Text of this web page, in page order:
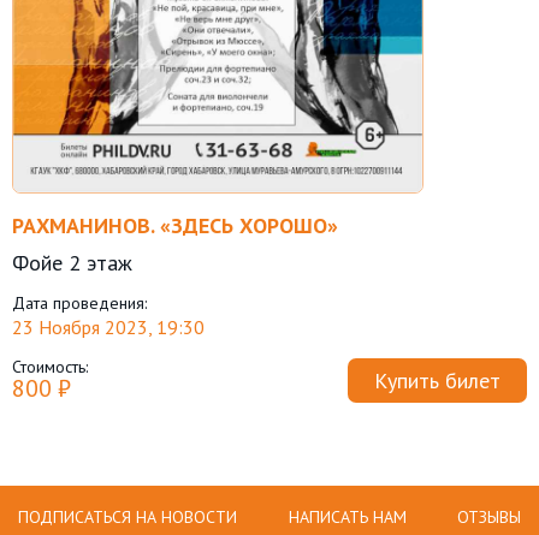
РАХМАНИНОВ. «ЗДЕСЬ ХОРОШО»
Фойе 2 этаж
Дата проведения:
23 Ноября 2023, 19:30
Стоимость:
800 ₽ Купить билет
ПОДПИСАТЬСЯ НА НОВОСТИ НАПИСАТЬ НАМ ОТЗЫВЫ